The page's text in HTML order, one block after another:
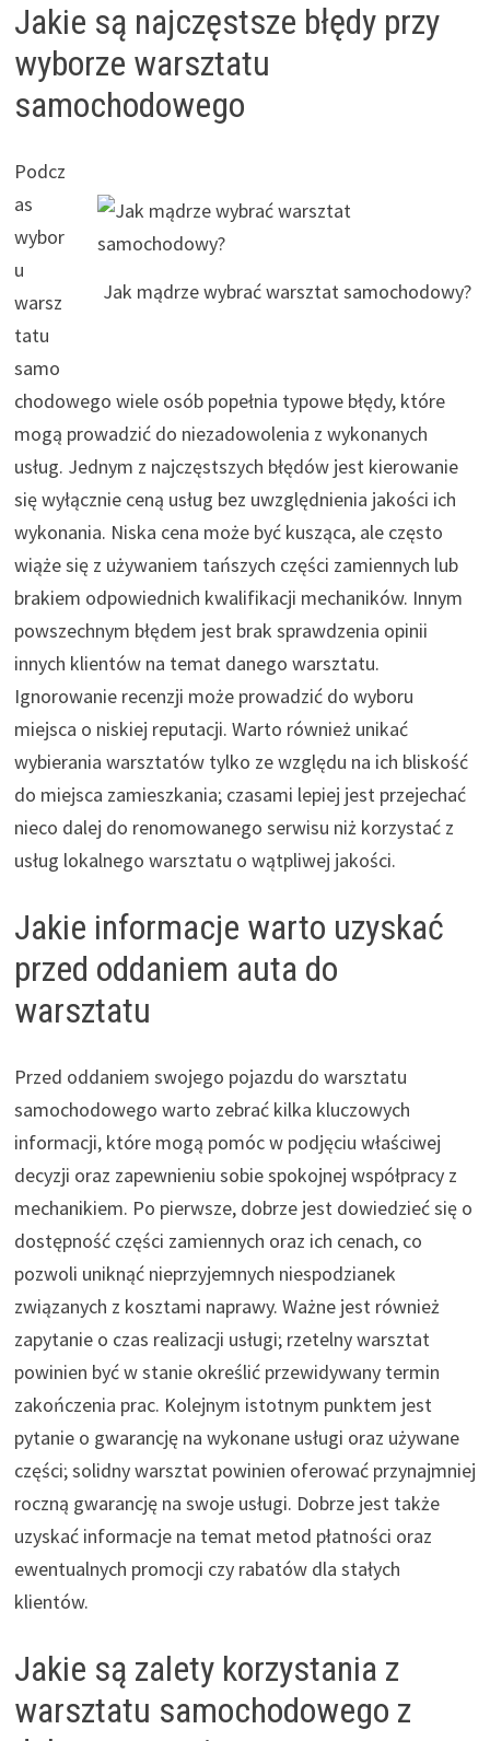
Jakie są najczęstsze błędy przy
wyborze warsztatu
samochodowego
Jak mądrze wybrać warsztat samochodowy?
Podcz
as
wybor
u
warsz
tatu
samo
chodowego wiele osób popełnia typowe błędy, które
mogą prowadzić do niezadowolenia z wykonanych
usług. Jednym z najczęstszych błędów jest kierowanie
się wyłącznie ceną usług bez uwzględnienia jakości ich
wykonania. Niska cena może być kusząca, ale często
wiąże się z używaniem tańszych części zamiennych lub
brakiem odpowiednich kwalifikacji mechaników. Innym
powszechnym błędem jest brak sprawdzenia opinii
innych klientów na temat danego warsztatu.
Ignorowanie recenzji może prowadzić do wyboru
miejsca o niskiej reputacji. Warto również unikać
wybierania warsztatów tylko ze względu na ich bliskość
do miejsca zamieszkania; czasami lepiej jest przejechać
nieco dalej do renomowanego serwisu niż korzystać z
usług lokalnego warsztatu o wątpliwej jakości.
Jakie informacje warto uzyskać
przed oddaniem auta do
warsztatu
Przed oddaniem swojego pojazdu do warsztatu
samochodowego warto zebrać kilka kluczowych
informacji, które mogą pomóc w podjęciu właściwej
decyzji oraz zapewnieniu sobie spokojnej współpracy z
mechanikiem. Po pierwsze, dobrze jest dowiedzieć się o
dostępność części zamiennych oraz ich cenach, co
pozwoli uniknąć nieprzyjemnych niespodzianek
związanych z kosztami naprawy. Ważne jest również
zapytanie o czas realizacji usługi; rzetelny warsztat
powinien być w stanie określić przewidywany termin
zakończenia prac. Kolejnym istotnym punktem jest
pytanie o gwarancję na wykonane usługi oraz używane
części; solidny warsztat powinien oferować przynajmniej
roczną gwarancję na swoje usługi. Dobrze jest także
uzyskać informacje na temat metod płatności oraz
ewentualnych promocji czy rabatów dla stałych
klientów.
Jakie są zalety korzystania z
warsztatu samochodowego z